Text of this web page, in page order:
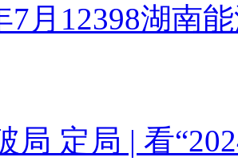
7月12398湖南
局 定局 | 看